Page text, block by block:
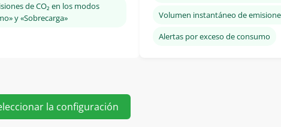
de CO₂ en los modos
y «Sobrecarga»
Volumen instantáneo de
Alertas por exceso de consumo
la configuración